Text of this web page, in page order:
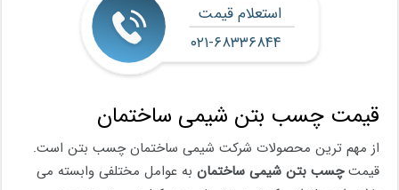
استعلام قیمت
۰۲۱-۶۸۳۳۶۸۴۴
قیمت چسب بتن شیمی ساختمان
از مهم ترین محصولات شرکت شیمی ساختمان چسب بتن است.
قیمتچسب بتن شیمی ساختمان به عوامل مختلفی وابسته می